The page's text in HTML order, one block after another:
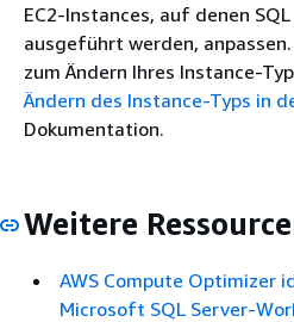
EC2-Instances, auf denen
ausgeführt werden,
zum Ändern Ihres Instance-
Ändern des Instance-Typs in
Dokumentation.
Weitere
AWS Compute
Microsoft SQL Server-